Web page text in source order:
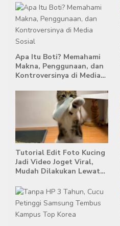
Apa Itu Boti? Memahami
Makna, Penggunaan, dan
Kontroversinya di Media
Tutorial Edit Foto Kucing
Jadi Video Joget Viral,
Mudah Dilakukan Lewat